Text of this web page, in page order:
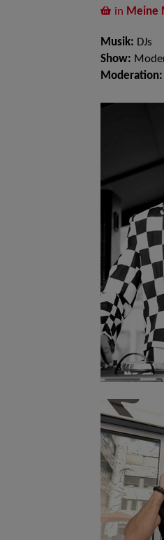
in Meine
Musik: DJs
Show:
Moderation: